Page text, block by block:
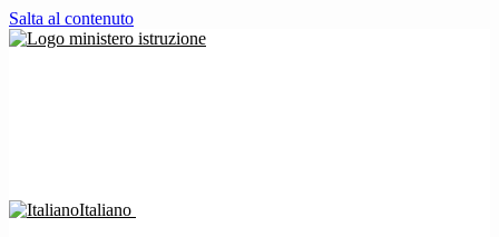
Salta al contenuto
Italiano